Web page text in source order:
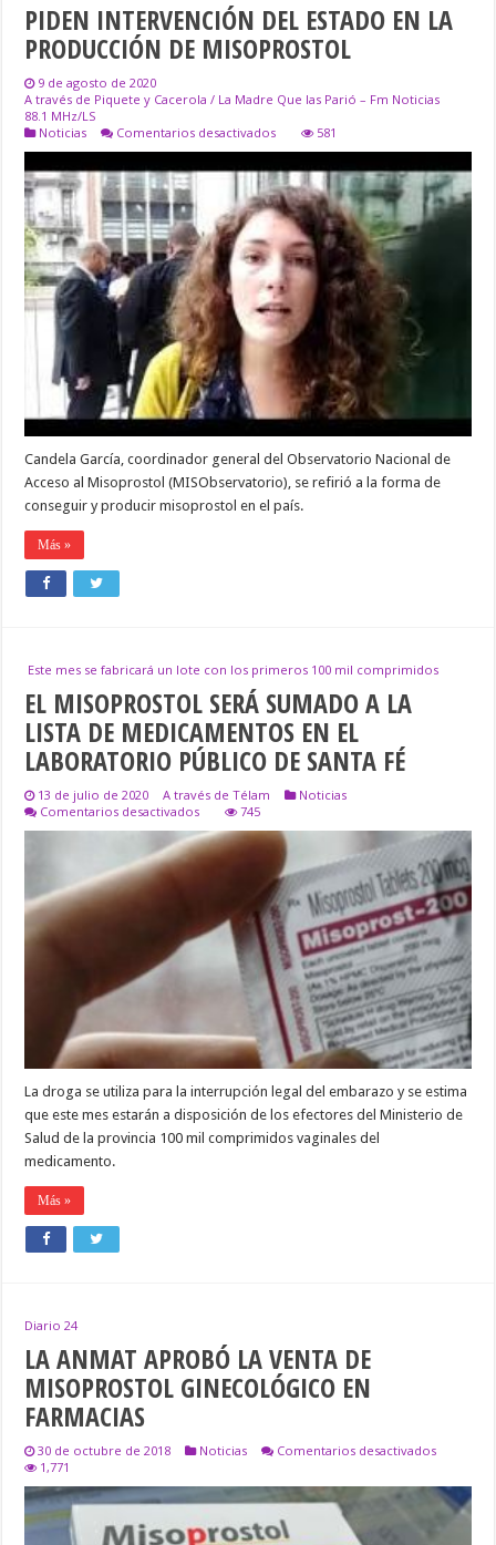
PIDEN INTERVENCIÓN DEL ESTADO EN LA
PRODUCCIÓN DE MISOPROSTOL
9 de agosto de 2020
A través de Piquete y Cacerola / La Madre Que las Parió – Fm Noticias
88.1 MHz/LS
Noticias
Comentarios desactivadosen
PIDEN
DEL
ESTADO
EN
LA
PRODUCCIÓN
DE
MISOPROSTOL
581
Candela García, coordinador general del Observatorio Nacional de
Acceso al Misoprostol (MISObservatorio), se refirió a la forma de
conseguir y producir misoprostol en el país.
Más »
Este mes se fabricará un lote con los primeros 100 mil comprimidos
EL MISOPROSTOL SERÁ SUMADO A LA
LISTA DE MEDICAMENTOS EN EL
LABORATORIO PÚBLICO DE SANTA FÉ
13 de julio de 2020 A través de Télam
Noticias
Comentarios desactivadosen
EL
MISOPROSTOL
SERÁ
LISTA
DE
MEDICAMENTOS
LABORATORIO
DE
SANTA
745
La droga se utiliza para la interrupción legal del embarazo y se estima
que este mes estarán a disposición de los efectores del Ministerio de
Salud de la provincia 100 mil comprimidos vaginales del
medicamento.
Más »
Diario 24
LA ANMAT APROBÓ LA VENTA DE
MISOPROSTOL GINECOLÓGICO EN
FARMACIAS
30 de octubre de 2018 Noticias Comentarios desactivadosen
APROBÓ
1,771